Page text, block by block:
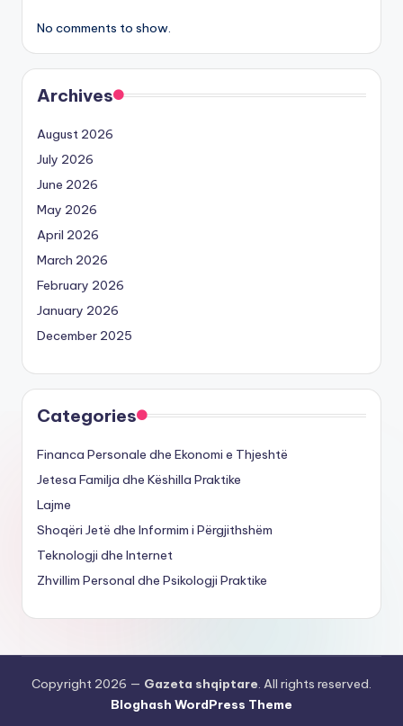
No comments to show.
Archives
August 2026
July 2026
June 2026
May 2026
April 2026
March 2026
February 2026
January 2026
December 2025
Categories
Financa Personale dhe Ekonomi e Thjeshtë
Jetesa Familja dhe Këshilla Praktike
Lajme
Shoqëri Jetë dhe Informim i Përgjithshëm
Teknologji dhe Internet
Zhvillim Personal dhe Psikologji Praktike
Copyright 2026 — Gazeta shqiptare. All rights reserved.
Bloghash WordPress Theme